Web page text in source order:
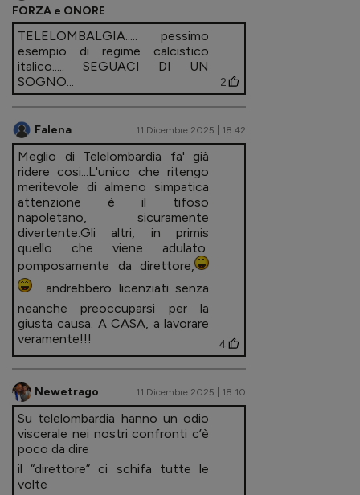
FORZA e ONORE
TELELOMBALGIA..... pessimo
esempio di regime calcistico
italico..... SEGUACI DI UN
SOGNO...
2
Falena 11 Dicembre 2025 | 18.42
Meglio di Telelombardia fa' già
ridere cosi...L'unico che ritengo
meritevole di almeno simpatica
attenzione è il tifoso
napoletano, sicuramente
divertente.Gli altri, in primis
quello che viene adulato
pomposamente da direttore,
andrebbero licenziati senza
neanche preoccuparsi per la
giusta causa. A CASA, a lavorare
veramente!!!
4
Newetrago 11 Dicembre 2025 | 18.10
Su telelombardia hanno un odio
viscerale nei nostri confronti c’è
poco da dire
il “direttore” ci schifa tutte le
volte